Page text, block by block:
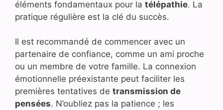
éléments fondamentaux pour la télépathie. La
pratique régulière est la clé du succès.
Il est recommandé de commencer avec un
partenaire de confiance, comme un ami proche
ou un membre de votre famille. La connexion
émotionnelle préexistante peut faciliter les
premières tentatives de transmission de
pensées. N’oubliez pas la patience ; les